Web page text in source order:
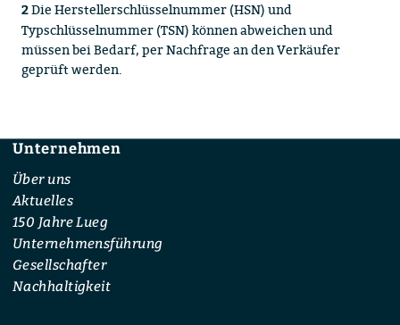
2Die Herstellerschlüsselnummer (HSN) und
Typschlüsselnummer (TSN) können abweichen und
müssen bei Bedarf, per Nachfrage an den Verkäufer
geprüft werden.
Footer
Unternehmen
Über uns
Aktuelles
150 Jahre Lueg
Unternehmensführung
Gesellschafter
Nachhaltigkeit